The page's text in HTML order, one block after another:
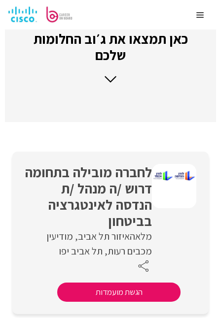
לתוכןMenu
כאן תמצאו את ג׳וב החלומות
שלכם
לחברה מובילה בתחומה
דרוש /ה מנהל /ת
הנדסה לאינטגרציה
בביטחון
מלאהאיזור תל אביב מודיעין
מכבים רעות תל אביב יפו
הגשת מועמדות